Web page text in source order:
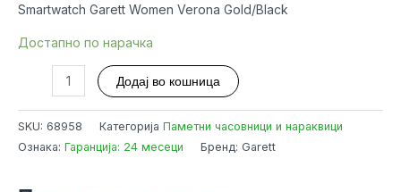
Smartwatch Garett Women Verona Gold/Black
Достапно по нарачка
Smartwatch
Garett
Women
Gold/Black
Додај во кошница
SKU: 68958 Категорија Паметни часовници и нараквици
Ознака: Гаранција: 24 месеци Бренд: Garett